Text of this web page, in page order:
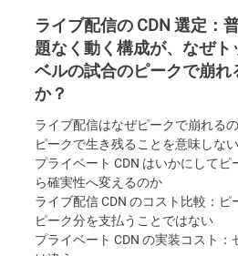
ライブ配信の CDN 選定：
題なく動く構成が、なぜト
ベルの試合のピークで崩れ
か？
ライブ配信はなぜピークで崩れる
ピークで生き残ることを意味しない
プライベート CDN はいかにして
ら確実性へ変えるのか
ライブ配信 CDN のコスト比較：ピ
ピーク分を支払うことではない
プライベート CDN の実装コスト：